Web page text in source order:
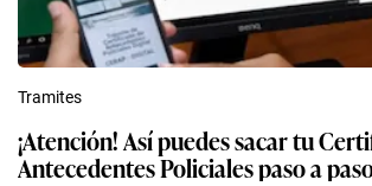
Tramites
¡Atención! Así puedes sacar tu
Antecedentes Policiales paso a